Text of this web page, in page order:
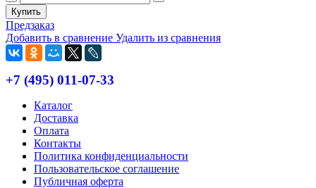
Купить
Предзаказ
Добавить в сравнение Удалить из сравнения
+7 (495) 011-07-33
Каталог
Доставка
Оплата
Контакты
Политика конфиденциальности
Пользовательское соглашение
Публичная оферта